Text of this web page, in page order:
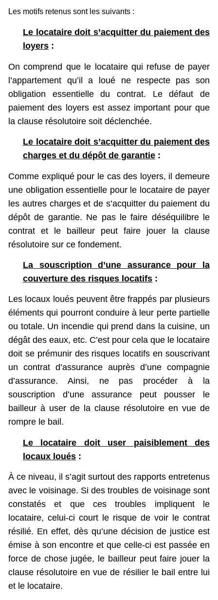
Les motifs retenus sont les suivants :
Le locataire doit s’acquitter du paiement des
loyers :
On comprend que le locataire qui refuse de payer
l’appartement qu’il a loué ne respecte pas son
obligation essentielle du contrat. Le défaut de
paiement des loyers est assez important pour que
la clause résolutoire soit déclenchée.
Le locataire doit s’acquitter du paiement des
charges et du dépôt de garantie :
Comme expliqué pour le cas des loyers, il demeure
une obligation essentielle pour le locataire de payer
les autres charges et de s’acquitter du paiement du
dépôt de garantie. Ne pas le faire déséquilibre le
contrat et le bailleur peut faire jouer la clause
résolutoire sur ce fondement.
La souscription d’une assurance pour la
couverture des risques locatifs :
Les locaux loués peuvent être frappés par plusieurs
éléments qui pourront conduire à leur perte partielle
ou totale. Un incendie qui prend dans la cuisine, un
dégât des eaux, etc. C’est pour cela que le locataire
doit se prémunir des risques locatifs en souscrivant
un contrat d’assurance auprès d’une compagnie
d’assurance. Ainsi, ne pas procéder à la
souscription d’une assurance peut pousser le
bailleur à user de la clause résolutoire en vue de
rompre le bail.
Le locataire doit user paisiblement des
locaux loués :
À ce niveau, il s’agit surtout des rapports entretenus
avec le voisinage. Si des troubles de voisinage sont
constatés et que ces troubles impliquent le
locataire, celui-ci court le risque de voir le contrat
résilié. En effet, dès qu’une décision de justice est
émise à son encontre et que celle-ci est passée en
force de chose jugée, le bailleur peut faire jouer la
clause résolutoire en vue de résilier le bail entre lui
et le locataire.